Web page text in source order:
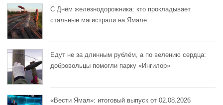
С Днём железнодорожника: кто прокладывает
стальные магистрали на Ямале
Едут не за длинным рублём, а по велению сердца:
добровольцы помогли парку «Ингилор»
«Вести Ямал»: итоговый выпуск от 02.08.2026